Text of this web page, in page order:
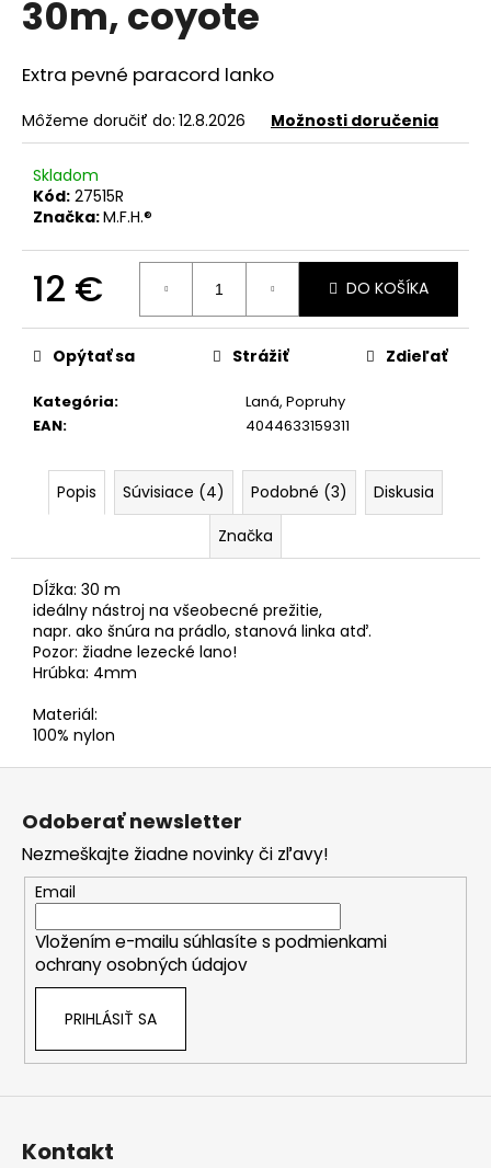
30m, coyote
Extra pevné paracord lanko
Môžeme doručiť do: 12.8.2026 Možnosti doručenia
Skladom
Kód: 27515R
Značka:M.F.H.®
12 €
cena:
DO KOŠÍKA
Kategória:
Laná, Popruhy
EAN: 4044633159311
Opýtať sa Strážiť Zdieľať
Popis Súvisiace (4) Podobné (3)
Diskusia
Značka
Dĺžka: 30 m
ideálny nástroj na všeobecné prežitie,
napr. ako šnúra na prádlo, stanová linka atď.
Pozor: žiadne lezecké lano!
Hrúbka: 4mm
Materiál:
100% nylon
á
s
ť
?
HĽADAŤ
O
p
o
e
Z
Odoberať newsletter
Nezmeškajte žiadne novinky či zľavy!
Email
Vložením e-mailu súhlasíte s podmienkami
ochrany osobných údajov
PRIHLÁSIŤ SA
Kontakt